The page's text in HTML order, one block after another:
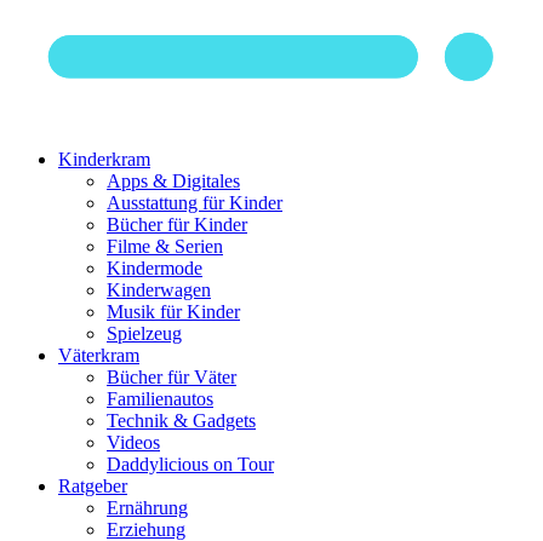
Kinderkram
Apps & Digitales
Ausstattung für Kinder
Bücher für Kinder
Filme & Serien
Kindermode
Kinderwagen
Musik für Kinder
Spielzeug
Väterkram
Bücher für Väter
Familienautos
Technik & Gadgets
Videos
Daddylicious on Tour
Ratgeber
Ernährung
Erziehung